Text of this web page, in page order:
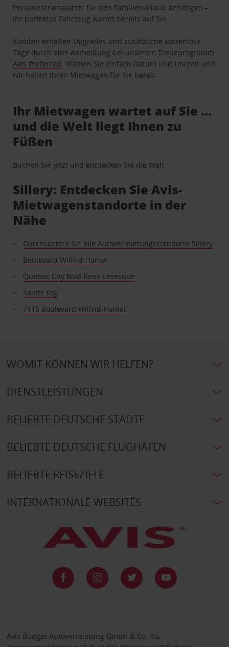
Personentransporter für den Familienurlaub benötigen –
Ihr perfektes Fahrzeug wartet bereits auf Sie.
Kunden erhalten Upgrades und zusätzliche kostenlose
Tage durch eine Anmeldung bei unserem Treueprogramm
Avis Preferred . Wählen Sie einfach Datum und Uhrzeit und
wir halten Ihren Mietwagen für Sie bereit.
Ihr Mietwagen wartet auf Sie …
und die Welt liegt Ihnen zu
Füßen
Buchen Sie jetzt und entdecken Sie die Welt.
Sillery: Entdecken Sie Avis-
Mietwagenstandorte in der
Nähe
Durchsuchen Sie alle Autovermietungsstandorte Sillery
Boulevard Wilfrid-Hamel
Quebec City Blvd Rene Levesque
Sainte Foy
7115 Boulevard Wilfrid-Hamel
WOMIT KÖNNEN WIR HELFEN?
DIENSTLEISTUNGEN
BELIEBTE DEUTSCHE STÄDTE
BELIEBTE DEUTSCHE FLUGHÄFEN
BELIEBTE REISEZIELE
INTERNATIONALE WEBSITES
Avis Budget Autovermietung GmbH & Co. KG